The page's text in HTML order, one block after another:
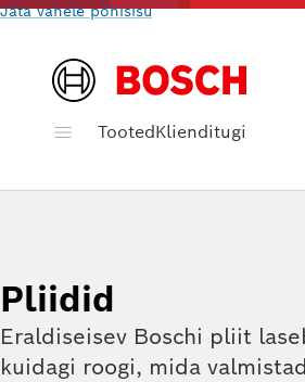
Jäta vahele põhisisu
TootedKlienditugi
Pliidid
Eraldiseisev Boschi pliit
kuidagi roogi, mida